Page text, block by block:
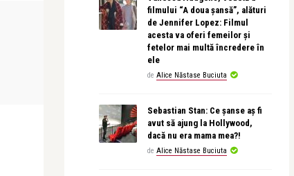
ALFABETUL DUPA...
Elif Shafak – Felul în care îl vedem pe
CEA MAI
filmului “A doua șansă”, alături
de Jennifer Lopez: Filmul
acesta va oferi femeilor și
fetelor mai multă încredere în
ele
de Alice Năstase Buciuta
Sebastian Stan: Ce șanse aș fi
avut să ajung la Hollywood,
dacă nu era mama mea?!
de Alice Năstase Buciuta